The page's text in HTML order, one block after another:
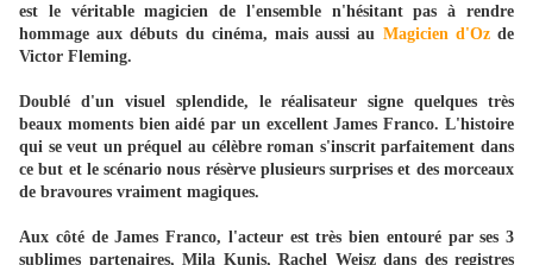
est le véritable magicien de l'ensemble n'hésitant pas à rendre
hommage aux débuts du cinéma, mais aussi au Magicien d'Ozde
Victor Fleming.
Doublé d'un visuel splendide, le réalisateur signe quelques très
beaux moments bien aidé par un excellent James Franco. L'histoire
qui se veut un préquel au célèbre roman s'inscrit parfaitement dans
ce but et le scénario nous résèrve plusieurs surprises et des morceaux
de bravoures vraiment magiques.
Aux côté de James Franco, l'acteur est très bien entouré par ses 3
sublimes partenaires, Mila Kunis, Rachel Weisz dans des registres